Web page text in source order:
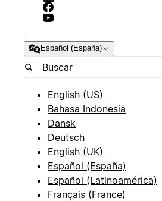
Español (España)
English (US)
Bahasa Indonesia
Dansk
Deutsch
English (UK)
Español (España)
Español (Latinoamérica)
Français (France)